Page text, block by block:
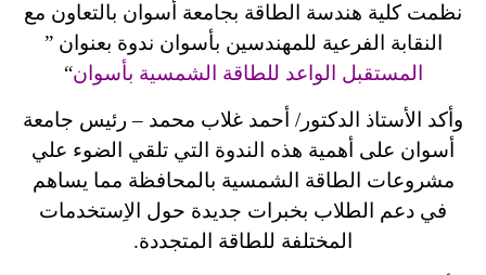
نظمت كلية هندسة الطاقة بجامعة أسوان بالتعاون مع
النقابة الفرعية للمهندسين بأسوان ندوة بعنوان ”
المستقبل الواعد للطاقة الشمسية بأسوان“
وأكد الأستاذ الدكتور/ أحمد غلاب محمد – رئيس جامعة
أسوان على أهمية هذه الندوة التي تلقي الضوء علي
مشروعات الطاقة الشمسية بالمحافظة مما يساهم
في دعم الطلاب بخبرات جديدة حول الاِستخدمات
المختلفة للطاقة المتجددة.